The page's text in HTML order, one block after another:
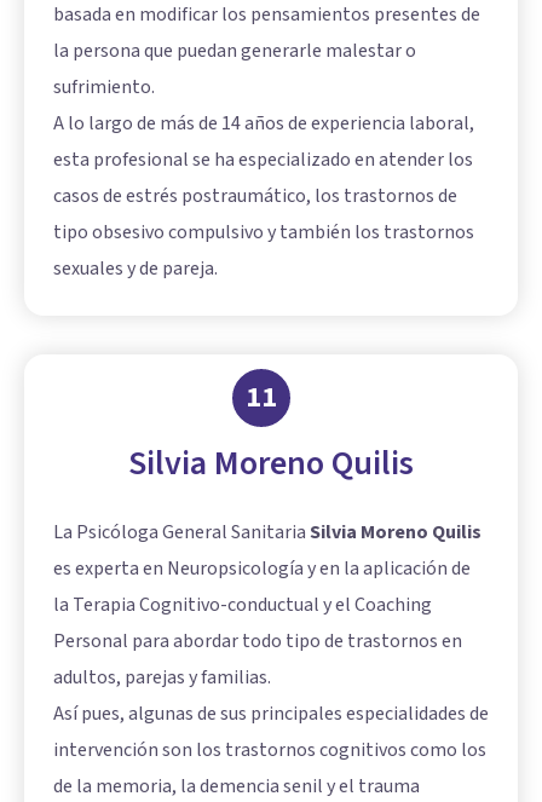
basada en modificar los pensamientos presentes de
la persona que puedan generarle malestar o
sufrimiento.
A lo largo de más de 14 años de experiencia laboral,
esta profesional se ha especializado en atender los
casos de estrés postraumático, los trastornos de
tipo obsesivo compulsivo y también los trastornos
sexuales y de pareja.
11
Silvia Moreno Quilis
La Psicóloga General SanitariaSilvia Moreno Quilis
es experta en Neuropsicología y en la aplicación de
la Terapia Cognitivo-conductual y el Coaching
Personal para abordar todo tipo de trastornos en
adultos, parejas y familias.
Así pues, algunas de sus principales especialidades de
intervención son los trastornos cognitivos como los
de la memoria, la demencia senil y el trauma